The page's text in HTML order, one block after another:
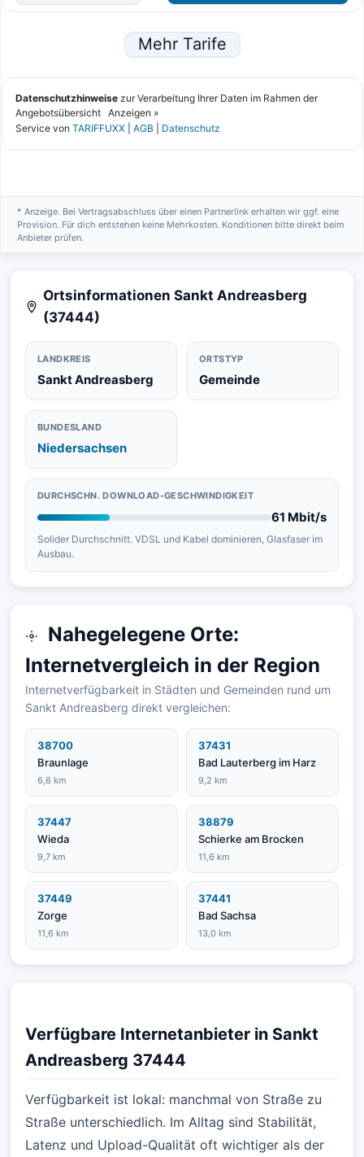
* Anzeige. Bei Vertragsabschluss über einen Partnerlink erhalten wir ggf. eine
Provision. Für dich entstehen keine Mehrkosten. Konditionen bitte direkt beim
Anbieter prüfen.
Ortsinformationen Sankt Andreasberg
(37444)
LANDKREIS
Sankt Andreasberg
ORTSTYP
Gemeinde
BUNDESLAND
Niedersachsen
DURCHSCHN. DOWNLOAD-GESCHWINDIGKEIT
61 Mbit/s
Solider Durchschnitt. VDSL und Kabel dominieren, Glasfaser im
Ausbau.
Nahegelegene Orte:
Internetvergleich in der Region
Internetverfügbarkeit in Städten und Gemeinden rund um
Sankt Andreasberg direkt vergleichen:
38700
Braunlage
6,6 km
37431
Bad Lauterberg im Harz
9,2 km
37447
Wieda
9,7 km
38879
Schierke am Brocken
11,6 km
37449
Zorge
11,6 km
37441
Bad Sachsa
13,0 km
Verfügbare Internetanbieter in Sankt
Andreasberg 37444
Verfügbarkeit ist lokal: manchmal von Straße zu
Straße unterschiedlich. Im Alltag sind Stabilität,
Latenz und Upload-Qualität oft wichtiger als der